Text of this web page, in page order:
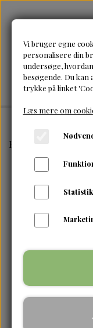
Forside
Vi bruger egne
personalisere din
undersøge,
besøgende. Du kan
trykke på linket
Læs mere om